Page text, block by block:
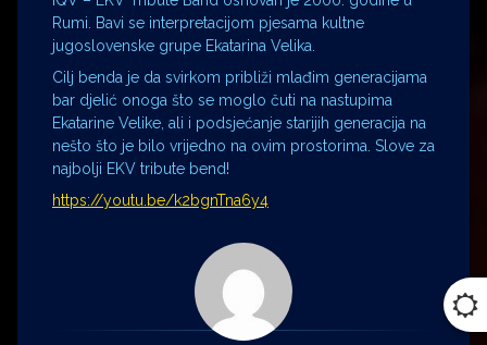
Rumi. Bavi se interpretacijom pjesama kultne
jugoslovenske grupe Ekatarina Velika.
Cilj benda je da svirkom približi mlađim generacijama
bar djelić onoga što se moglo čuti na nastupima
Ekatarine Velike, ali i podsjećanje starijih generacija na
nešto što je bilo vrijedno na ovim prostorima. Slove za
najbolji EKV tribute bend!
https://youtu.be/k2bgnTna6y4